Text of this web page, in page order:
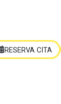
RESERVA CITA